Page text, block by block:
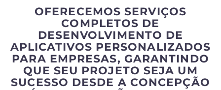
OFERECEMOS SERVIÇOS
COMPLETOS DE
DESENVOLVIMENTO DE
APLICATIVOS PERSONALIZADOS
PARA EMPRESAS, GARANTINDO
QUE SEU PROJETO SEJA UM
SUCESSO DESDE A CONCEPÇÃO